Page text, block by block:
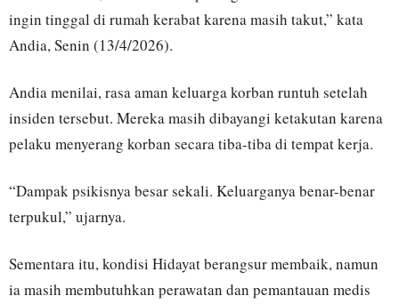
ingin tinggal di rumah kerabat karena masih takut,” kata
Andia, Senin (13/4/2026).
Andia menilai, rasa aman keluarga korban runtuh setelah
insiden tersebut. Mereka masih dibayangi ketakutan karena
pelaku menyerang korban secara tiba-tiba di tempat kerja.
“Dampak psikisnya besar sekali. Keluarganya benar-benar
terpukul,” ujarnya.
Sementara itu, kondisi Hidayat berangsur membaik, namun
ia masih membutuhkan perawatan dan pemantauan medis